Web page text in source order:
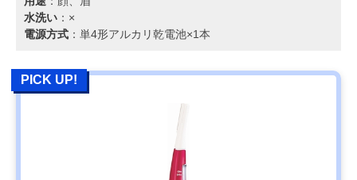
水洗い ：×
電源方式 ：単4形アルカリ乾電池×1本
PICK UP!